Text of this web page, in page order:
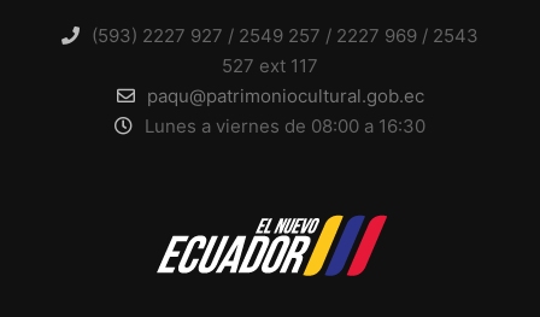
(593) 2227 927 / 2549 257 / 2227 969 / 2543
527 ext 117
paqu@patrimoniocultural.gob.ec
Lunes a viernes de 08:00 a 16:30